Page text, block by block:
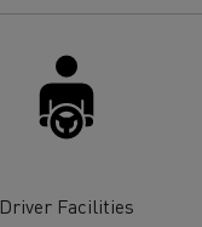
Driver Facilities